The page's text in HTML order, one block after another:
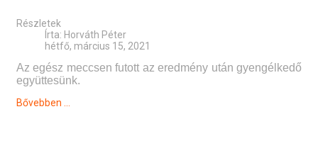
Részletek
Írta: Horváth Péter
hétfő, március 15, 2021
Az egész meccsen futott az eredmény után gyengélkedő
együttesünk.
Bővebben ...